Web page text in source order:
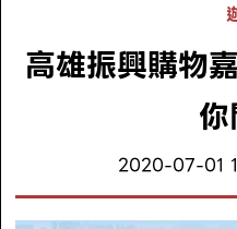
高雄振興購物
2020-07-01